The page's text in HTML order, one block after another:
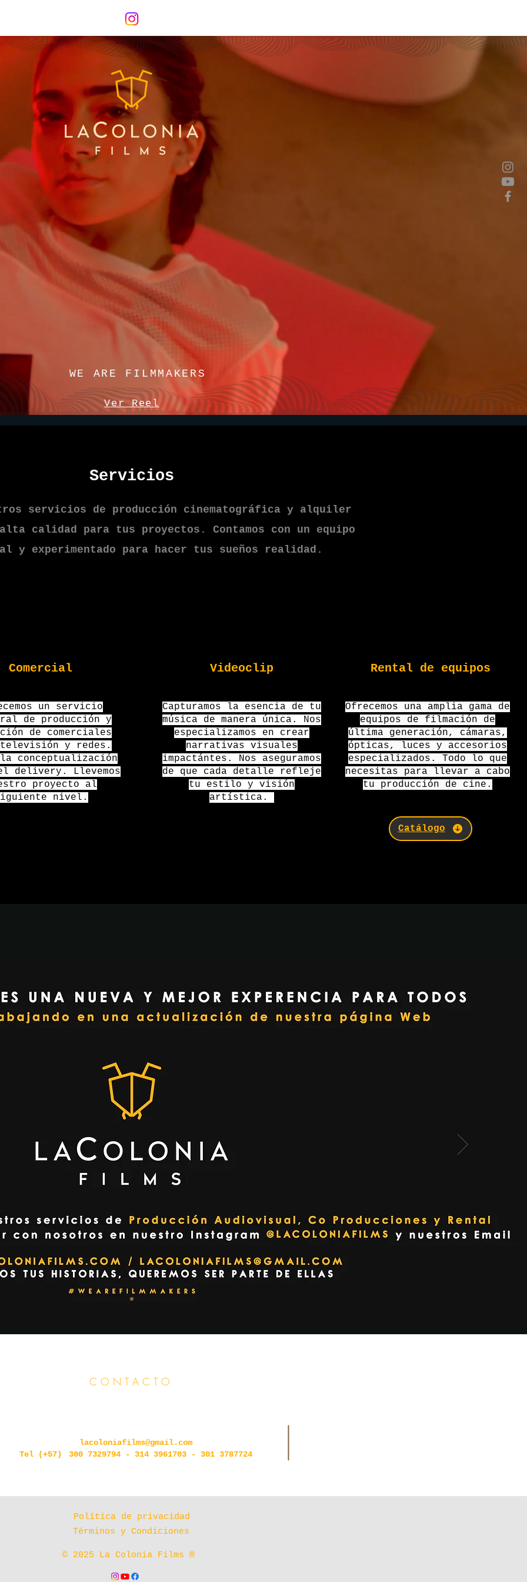
WE ARE FILMMAKERS
Ver Reel
Servicios
servicios de producción cinematográfica y alquiler
calidad para tus proyectos. Contamos con un equipo
y experimentado para hacer tus sueños realidad.
Comercial
un servicio
de producción y
de comerciales
y redes.
la conceptualización
delivery. Llevemos
proyecto al
nivel.
Videoclip
Capturamos la esencia de tu
música de manera única. Nos
especializamos en crear
narrativas visuales
impactántes. Nos aseguramos
de que cada detalle refleje
tu estilo y visión
artística.
Rental de equipos
Ofrecemos una amplia gama de
equipos de filmación de
última generación, cámaras,
ópticas, luces y accesorios
especializados. Todo lo que
necesitas para llevar a cabo
tu producción de cine.
Catálogo
CONTACTO
lacoloniafilms@gmail.com
Tel (+57)
300 7329794 - 314 3961703 - 301 3787724
Política de privacidad
Términos y Condiciones
© 2025 La Colonia Films ®